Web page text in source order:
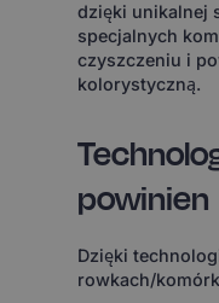
dzięki unikalnej
specjalnych
czyszczeniu i
kolorystyczną.
powinien
Dzięki
rowkach/